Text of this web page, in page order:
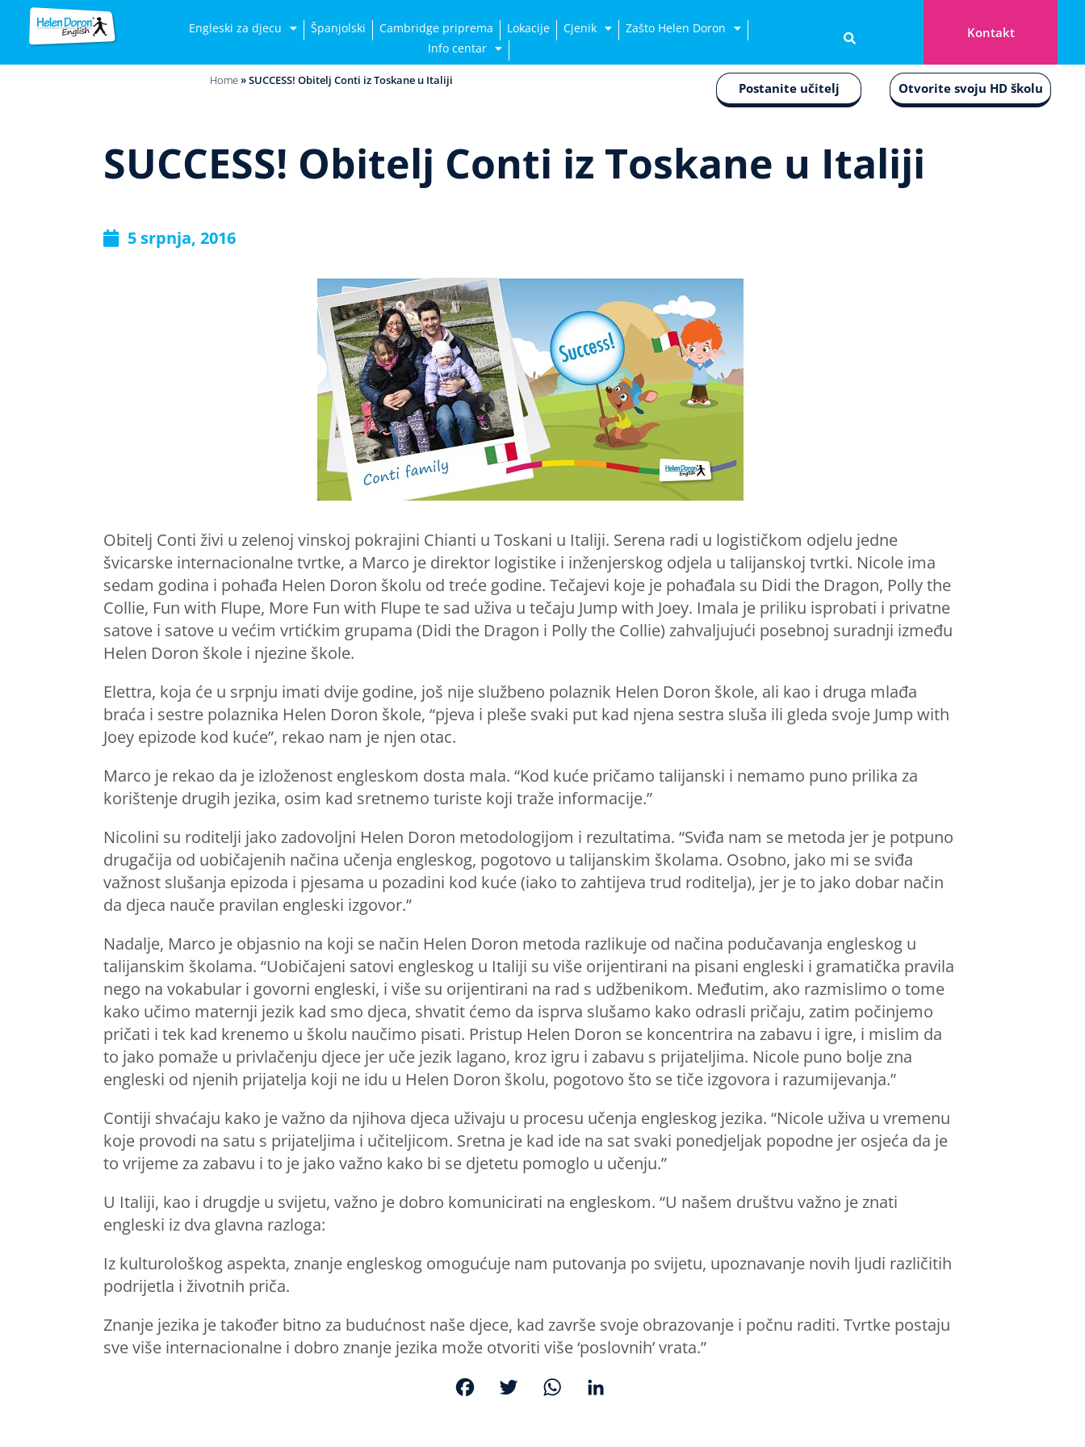
Engleski za djecu Španjolski Cambridge priprema Lokacije Cjenik
Zašto Helen Doron
Info centar
Kontakt
Home»SUCCESS! Obitelj Conti iz Toskane u Italiji Postanite učitelj Otvorite svoju HD školu
SUCCESS! Obitelj Conti iz Toskane u Italiji
5 srpnja, 2016
Obitelj Conti živi u zelenoj vinskoj pokrajini Chianti u Toskani u Italiji. Serena radi u logističkom odjelu jedne
švicarske internacionalne tvrtke, a Marco je direktor logistike i inženjerskog odjela u talijanskoj tvrtki. Nicole ima
sedam godina i pohađa Helen Doron školu od treće godine. Tečajevi koje je pohađala su Didi the Dragon, Polly the
Collie, Fun with Flupe, More Fun with Flupe te sad uživa u tečaju Jump with Joey. Imala je priliku isprobati i privatne
satove i satove u većim vrtićkim grupama (Didi the Dragon i Polly the Collie) zahvaljujući posebnoj suradnji između
Helen Doron škole i njezine škole.
Elettra, koja će u srpnju imati dvije godine, još nije službeno polaznik Helen Doron škole, ali kao i druga mlađa
braća i sestre polaznika Helen Doron škole, “pjeva i pleše svaki put kad njena sestra sluša ili gleda svoje Jump with
Joey epizode kod kuće”, rekao nam je njen otac.
Marco je rekao da je izloženost engleskom dosta mala. “Kod kuće pričamo talijanski i nemamo puno prilika za
korištenje drugih jezika, osim kad sretnemo turiste koji traže informacije.”
Nicolini su roditelji jako zadovoljni Helen Doron metodologijom i rezultatima. “Sviđa nam se metoda jer je potpuno
drugačija od uobičajenih načina učenja engleskog, pogotovo u talijanskim školama. Osobno, jako mi se sviđa
važnost slušanja epizoda i pjesama u pozadini kod kuće (iako to zahtijeva trud roditelja), jer je to jako dobar način
da djeca nauče pravilan engleski izgovor.”
Nadalje, Marco je objasnio na koji se način Helen Doron metoda razlikuje od načina podučavanja engleskog u
talijanskim školama. “Uobičajeni satovi engleskog u Italiji su više orijentirani na pisani engleski i gramatička pravila
nego na vokabular i govorni engleski, i više su orijentirani na rad s udžbenikom. Međutim, ako razmislimo o tome
kako učimo maternji jezik kad smo djeca, shvatit ćemo da isprva slušamo kako odrasli pričaju, zatim počinjemo
pričati i tek kad krenemo u školu naučimo pisati. Pristup Helen Doron se koncentrira na zabavu i igre, i mislim da
to jako pomaže u privlačenju djece jer uče jezik lagano, kroz igru i zabavu s prijateljima. Nicole puno bolje zna
engleski od njenih prijatelja koji ne idu u Helen Doron školu, pogotovo što se tiče izgovora i razumijevanja.”
Contiji shvaćaju kako je važno da njihova djeca uživaju u procesu učenja engleskog jezika. “Nicole uživa u vremenu
koje provodi na satu s prijateljima i učiteljicom. Sretna je kad ide na sat svaki ponedjeljak popodne jer osjeća da je
to vrijeme za zabavu i to je jako važno kako bi se djetetu pomoglo u učenju.”
U Italiji, kao i drugdje u svijetu, važno je dobro komunicirati na engleskom. “U našem društvu važno je znati
engleski iz dva glavna razloga:
Iz kulturološkog aspekta, znanje engleskog omogućuje nam putovanja po svijetu, upoznavanje novih ljudi različitih
podrijetla i životnih priča.
Znanje jezika je također bitno za budućnost naše djece, kad završe svoje obrazovanje i počnu raditi. Tvrtke postaju
sve više internacionalne i dobro znanje jezika može otvoriti više ‘poslovnih’ vrata.”